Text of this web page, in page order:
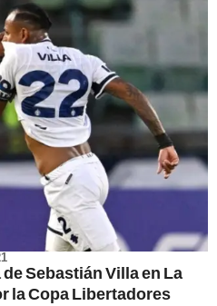
Sebastián Villa en La
la Copa Libertadores